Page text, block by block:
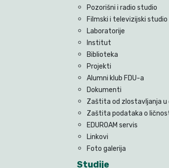
Pozorišni i radio studio
Filmski i televizijski studio
Laboratorije
Institut
Biblioteka
Projekti
Alumni klub FDU-a
Dokumenti
Zaštita od zlostavljanja
Zaštita podataka o
EDUROAM servis
Linkovi
Foto galerija
Studije